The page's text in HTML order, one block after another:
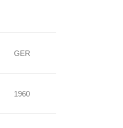
GER
1960